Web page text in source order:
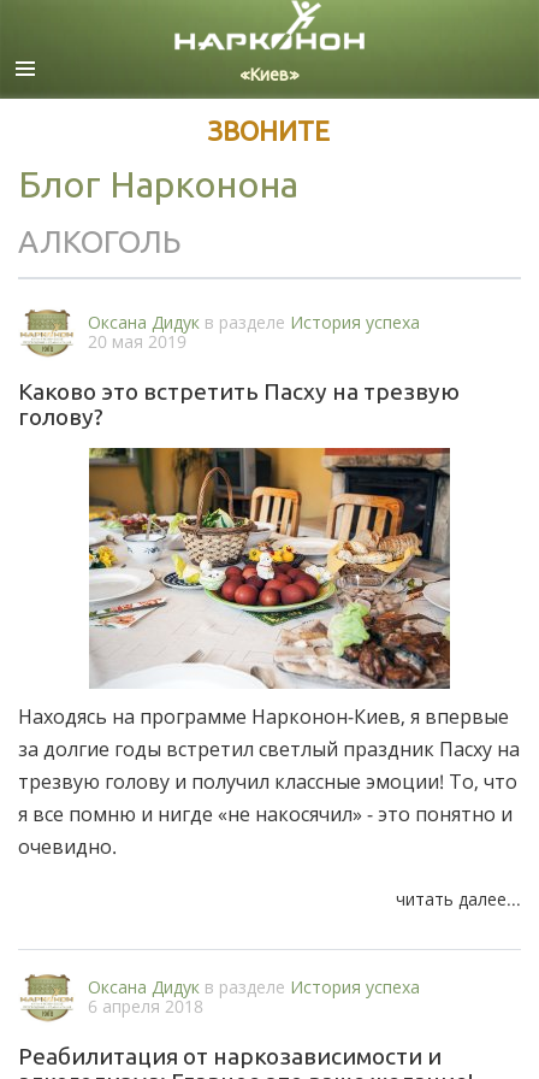
Русский
ЗВОНИТЕ
Блог Нарконона
АЛКОГОЛЬ
Оксана Дидук в разделе История успеха
20 мая 2019
Каково это встретить Пасху на трезвую
голову?
Находясь на программе Нарконон-Киев, я впервые
за долгие годы встретил светлый праздник Пасху на
трезвую голову и получил классные эмоции! То, что
я все помню и нигде «не накосячил» - это понятно и
очевидно.
читать далее...
Оксана Дидук в разделе История успеха
6 апреля 2018
Реабилитация от наркозависимости и